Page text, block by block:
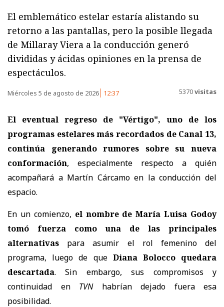
El emblemático estelar estaría alistando su
retorno a las pantallas, pero la posible llegada
de Millaray Viera a la conducción generó
divididas y ácidas opiniones en la prensa de
espectáculos.
Miércoles 5 de agosto de 2026 12:37 5370visitas
El eventual regreso de "Vértigo", uno de los
programas estelares más recordados de Canal 13,
continúa generando rumores sobre su nueva
conformación, especialmente respecto a quién
acompañará a Martín Cárcamo en la conducción del
espacio.
En un comienzo, el nombre de María Luisa Godoy
tomó fuerza como una de las principales
alternativas para asumir el rol femenino del
programa, luego de que Diana Bolocco quedara
descartada. Sin embargo, sus compromisos y
continuidad en TVNhabrían dejado fuera esa
posibilidad.